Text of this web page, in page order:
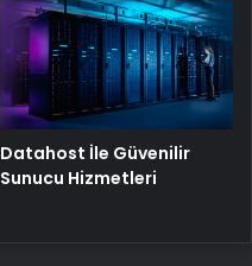
Datahost İle Güvenilir
Sunucu Hizmetleri